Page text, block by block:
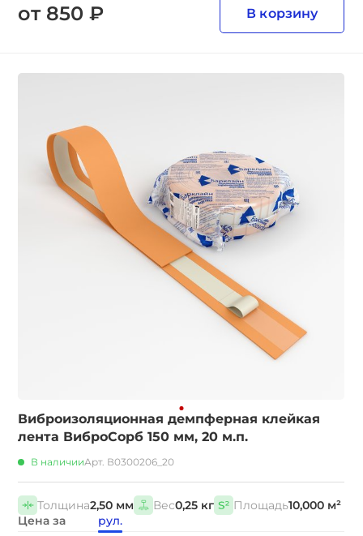
от 850 ₽ В корзину
Виброизоляционная демпферная клейкая
лента ВиброСорб 150 мм, 20 м.п.
В наличииАрт. В0300206_20
Толщина2,50 мм Вес0,25 кг Площадь10,000 м²
Цена за
рул.